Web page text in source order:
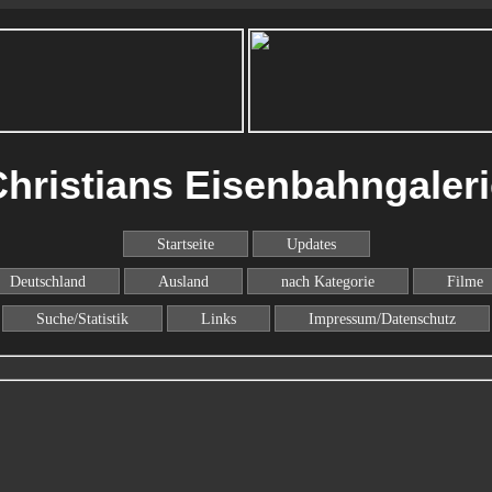
Startseite Updates
Deutschland Ausland nach Kategorie Filme
Suche/Statistik Links Impressum/Datenschutz